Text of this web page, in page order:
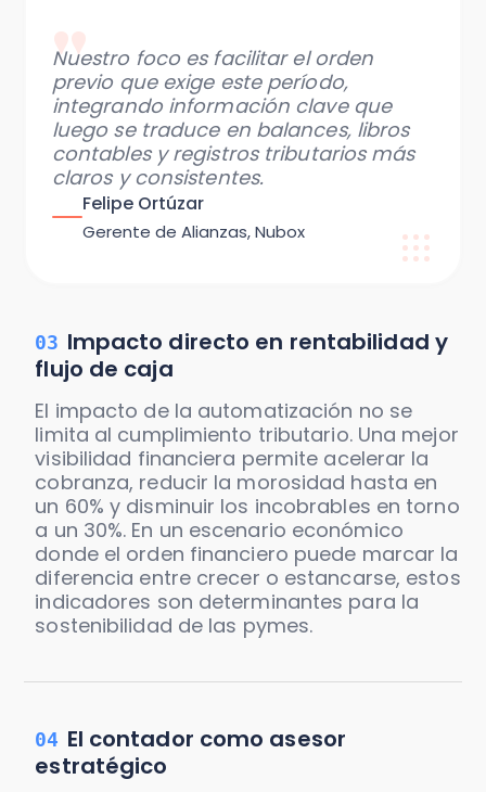
"
Nuestro foco es facilitar el orden
previo que exige este período,
integrando información clave que
luego se traduce en balances, libros
contables y registros tributarios más
claros y consistentes.
Felipe Ortúzar
Gerente de Alianzas, Nubox
03 Impacto directo en rentabilidad y
flujo de caja
El impacto de la automatización no se
limita al cumplimiento tributario. Una mejor
visibilidad financiera permite acelerar la
cobranza, reducir la morosidad hasta en
un 60% y disminuir los incobrables en torno
a un 30%. En un escenario económico
donde el orden financiero puede marcar la
diferencia entre crecer o estancarse, estos
indicadores son determinantes para la
sostenibilidad de las pymes.
04 El contador como asesor
estratégico